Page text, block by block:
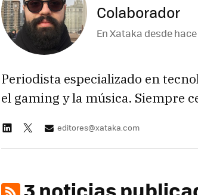
Colaborador
En Xataka desde
Periodista especializado en
el gaming y la música. Siempre
editores@xataka.com